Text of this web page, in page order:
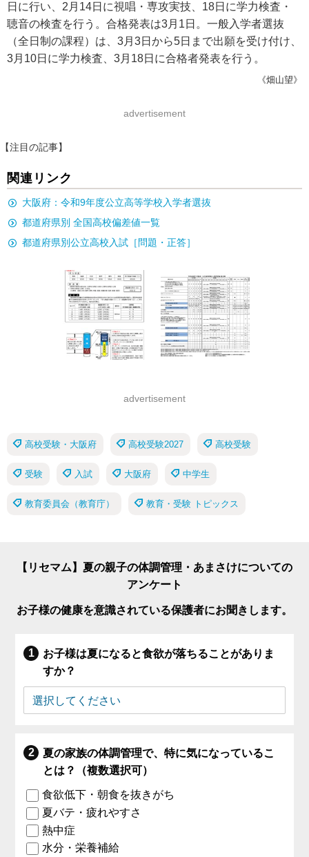
日に行い、2月14日に視唱・専攻実技、18日に学力検査・
聴音の検査を行う。合格発表は3月1日。一般入学者選抜
（全日制の課程）は、3月3日から5日まで出願を受け付け、
3月10日に学力検査、3月18日に合格者発表を行う。
《畑山望》
advertisement
【注目の記事】
関連リンク
大阪府：令和9年度公立高等学校入学者選抜
都道府県別 全国高校偏差値一覧
都道府県別公立高校入試［問題・正答］
advertisement
高校受験・大阪府 高校受験2027 高校受験
受験 入試 大阪府 中学生
教育委員会（教育庁） 教育・受験 トピックス
【リセマム】夏の親子の体調管理・あまさけについての
アンケート
お子様の健康を意識されている保護者にお聞きします。
お子様は夏になると食欲が落ちることがありま
すか？
夏の家族の体調管理で、特に気になっているこ
とは？（複数選択可）
食欲低下・朝食を抜きがち
夏バテ・疲れやすさ
熱中症
水分・栄養補給